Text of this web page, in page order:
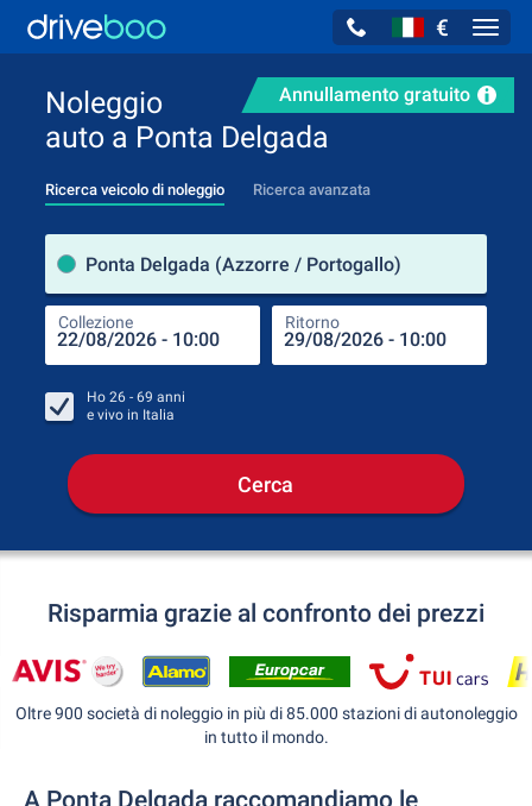
€
Annullamento gratuito
Noleggio
auto a Ponta Delgada
Ricerca veicolo di noleggio Ricerca avanzata
Ponta Delgada (Azzorre / Portogallo)
Collezione Ritorno
Ho 26 - 69 anni
e vivo in Italia
Cerca
Risparmia grazie al confronto dei prezzi
Oltre 900 società di noleggio in più di 85.000 stazioni di autonoleggio
in tutto il mondo.
A Ponta Delgada raccomandiamo le